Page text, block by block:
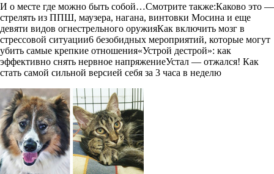
И о месте где можно быть собой…Смотрите также:Каково это —
стрелять из ППШ, маузера, нагана, винтовки Мосина и еще
девяти видов огнестрельного оружияКак включить мозг в
стрессовой ситуации6 безобидных мероприятий, которые могут
убить самые крепкие отношения«Устрой дестрой»: как
эффективно снять нервное напряжениеУстал — отжался! Как
стать самой сильной версией себя за 3 часа в неделю